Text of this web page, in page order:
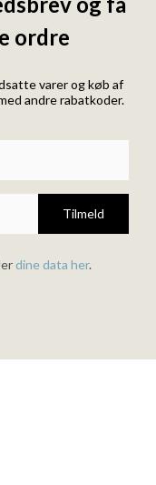
ordre
varer og køb af
andre rabatkoder.
Tilmeld
dine data her.